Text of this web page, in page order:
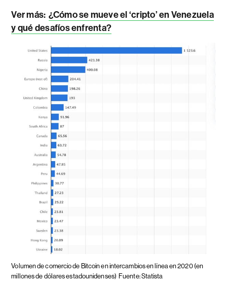
Ver más: ¿Cómo se mueve el ‘cripto’ en Venezuela
y qué desafíos enfrenta?
Volumen de comercio de Bitcoin en intercambios en línea en 2020 (en
millones de dólares estadounidenses) Fuente: Statista